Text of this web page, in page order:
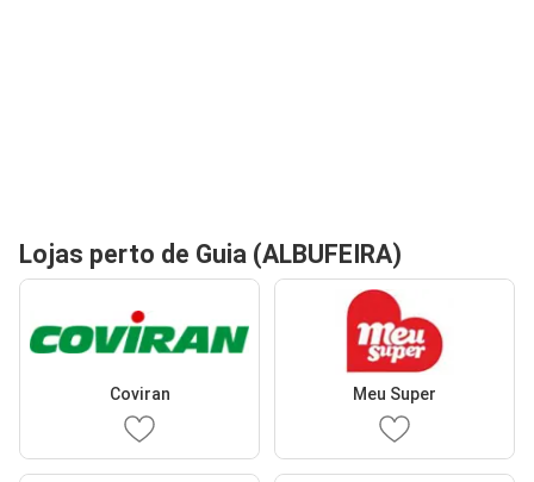
Lojas perto de Guia (ALBUFEIRA)
Coviran Meu Super